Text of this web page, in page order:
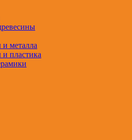
металла
пластика